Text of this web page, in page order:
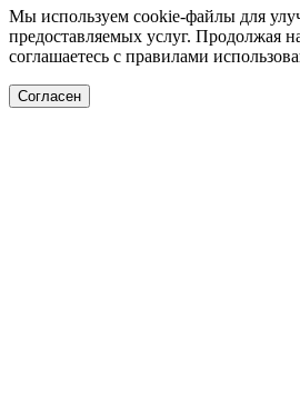
Мы используем cookie-файлы для
предоставляемых услуг. Продолжая
соглашаетесь с правилами
Согласен